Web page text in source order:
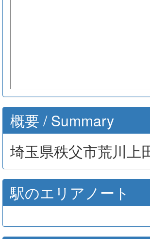
概要 / Summary
埼玉県秩父市荒川上
駅のエリアノート